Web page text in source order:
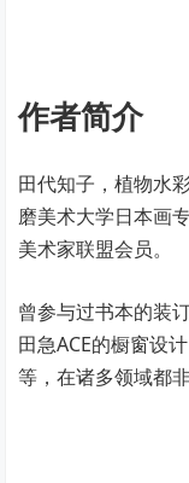
作者简介
田代知子，植物水
磨美术大学日本画
美术家联盟会员。
曾参与过书本的装
田急ACE的橱窗设
等，在诸多领域都非